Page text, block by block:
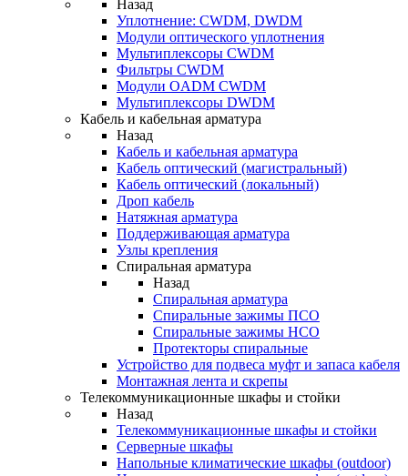
Назад
Уплотнение: CWDM, DWDM
Модули оптического уплотнения
Мультиплексоры CWDM
Фильтры CWDM
Модули OADM CWDM
Мультиплексоры DWDM
Кабель и кабельная арматура
Назад
Кабель и кабельная арматура
Кабель оптический (магистральный)
Кабель оптический (локальный)
Дроп кабель
Натяжная арматура
Поддерживающая арматура
Узлы крепления
Спиральная арматура
Назад
Спиральная арматура
Спиральные зажимы ПСО
Спиральные зажимы НСО
Протекторы спиральные
Устройство для подвеса муфт и запаса кабеля
Монтажная лента и скрепы
Телекоммуникационные шкафы и стойки
Назад
Телекоммуникационные шкафы и стойки
Серверные шкафы
Напольные климатические шкафы (outdoor)